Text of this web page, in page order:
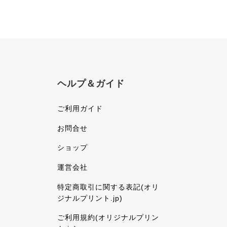
ヘルプ＆ガイド
ご利用ガイド
お問合せ
ショップ
運営会社
特定商取引に関する表記(オリ
ジナルプリント.jp)
ご利用規約(オリジナルプリン